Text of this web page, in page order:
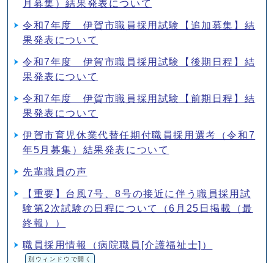
月募集）結果発表について
令和7年度 伊賀市職員採用試験【追加募集】結
果発表について
令和7年度 伊賀市職員採用試験【後期日程】結
果発表について
令和7年度 伊賀市職員採用試験【前期日程】結
果発表について
伊賀市育児休業代替任期付職員採用選考（令和7
年5月募集）結果発表について
先輩職員の声
【重要】台風7号、8号の接近に伴う職員採用試
験第2次試験の日程について（6月25日掲載（最
終報））
職員採用情報（病院職員[介護福祉士]）
別ウィンドウで開く